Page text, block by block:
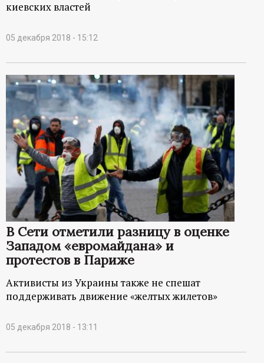
й
п
о
р
т
а
л
киевских властей
05 декабря 2018 - 15:12
В Сети отметили разницу в оценке
Западом «евромайдана» и
протестов в Париже
Активисты из Украины также не спешат
поддерживать движение «желтых жилетов»
05 декабря 2018 - 13:11